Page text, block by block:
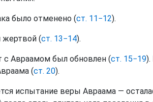
было отменено (ст. 11−12).
жертвой (ст. 13−14).
с Авраамом был обновлен (ст. 15−19).
(ст. 20).
испытание веры Авраама —